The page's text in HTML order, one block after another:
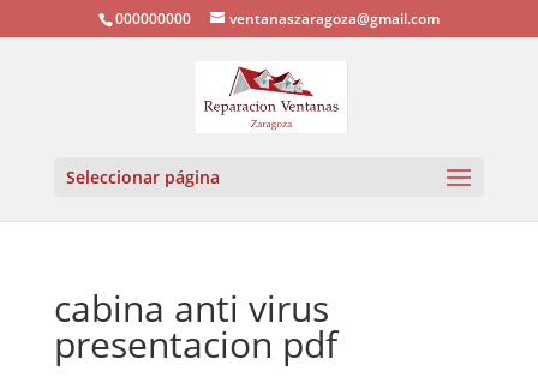
000000000 ventanaszaragoza@gmail.com
Seleccionar página
cabina anti virus
presentacion pdf